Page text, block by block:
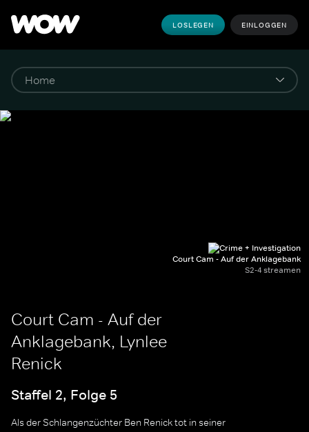
LOSLEGEN EINLOGGEN
Court Cam - Auf der Anklagebank
S2-4 streamen
Court Cam - Auf der
Anklagebank, Lynlee
Renick
Staffel 2, Folge 5
Als der Schlangenzüchter Ben Renick tot in seiner